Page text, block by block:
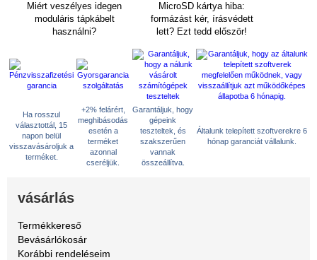
Miért veszélyes idegen
moduláris tápkábelt
használni?
MicroSD kártya hiba:
formázást kér, írásvédett
lett? Ezt tedd először!
Ha rosszul
választottál, 15
napon belül
visszavásároljuk a
terméket.
+2% felárért,
meghibásodás
esetén a
terméket
azonnal
cseréljük.
Garantáljuk, hogy
gépeink
teszteltek, és
szakszerűen
vannak
összeállítva.
Általunk telepített szoftverekre 6
hónap garanciát vállalunk.
vásárlás
Termékkereső
Bevásárlókosár
Korábbi rendeléseim